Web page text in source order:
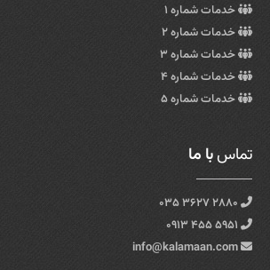
خدمات شماره ۱
خدمات شماره ۲
خدمات شماره ۳
خدمات شماره ۴
خدمات شماره ۵
تماسبا ما
info@kalamaan.com